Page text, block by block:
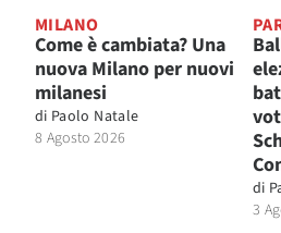
MILANO
Come è cambiata? Una
nuova Milano per nuovi
milanesi
di Paolo Natale
8 Agosto 2026
di
3